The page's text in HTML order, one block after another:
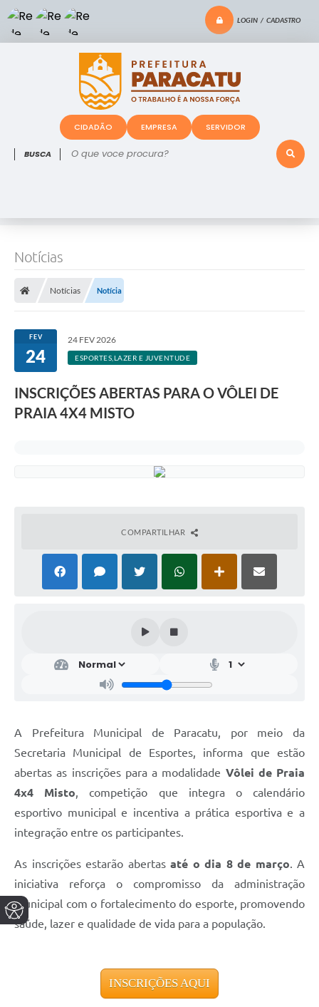
LOGIN / CADASTRO
O que voce procura?
CIDADÃO EMPRESA SERVIDOR
Notícias
Notícias Notícia
FEV
24
24 FEV 2026
ESPORTES,LAZER E JUVENTUDE
INSCRIÇÕES ABERTAS PARA O VÔLEI DE
PRAIA 4X4 MISTO
COMPARTILHAR
A Prefeitura Municipal de Paracatu, por meio da
Secretaria Municipal de Esportes, informa que estão
abertas as inscrições para a modalidade Vôlei de Praia
4x4 Misto, competição que integra o calendário
esportivo municipal e incentiva a prática esportiva e a
integração entre os participantes.
As inscrições estarão abertas até o dia 8 de março. A
iniciativa reforça o compromisso da administração
municipal com o fortalecimento do esporte, promovendo
saúde, lazer e qualidade de vida para a população.
INSCRIÇÕES AQUI